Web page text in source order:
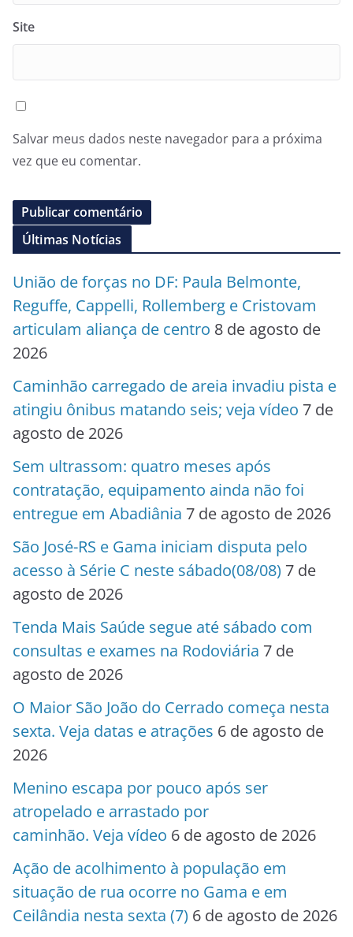
Site
Salvar meus dados neste navegador para a próxima
vez que eu comentar.
Últimas Notícias
União de forças no DF: Paula Belmonte,
Reguffe, Cappelli, Rollemberg e Cristovam
articulam aliança de centro 8 de agosto de
2026
Caminhão carregado de areia invadiu pista e
atingiu ônibus matando seis; veja vídeo 7 de
agosto de 2026
Sem ultrassom: quatro meses após
contratação, equipamento ainda não foi
entregue em Abadiânia 7 de agosto de 2026
São José-RS e Gama iniciam disputa pelo
acesso à Série C neste sábado(08/08) 7 de
agosto de 2026
Tenda Mais Saúde segue até sábado com
consultas e exames na Rodoviária 7 de
agosto de 2026
O Maior São João do Cerrado começa nesta
sexta. Veja datas e atrações 6 de agosto de
2026
Menino escapa por pouco após ser
atropelado e arrastado por
caminhão. Veja vídeo 6 de agosto de 2026
Ação de acolhimento à população em
situação de rua ocorre no Gama e em
Ceilândia nesta sexta (7) 6 de agosto de 2026